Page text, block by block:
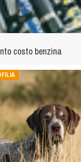
costo benzina